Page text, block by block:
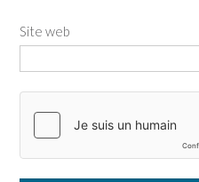
Site web